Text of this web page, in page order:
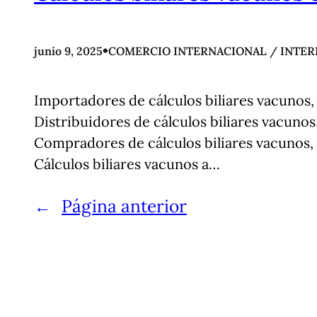
junio 9, 2025•COMERCIO INTERNACIONAL /
Importadores de cálculos biliares
Distribuidores de cálculos biliares
Compradores de cálculos biliares
Cálculos biliares vacunos a…
← Página anterior